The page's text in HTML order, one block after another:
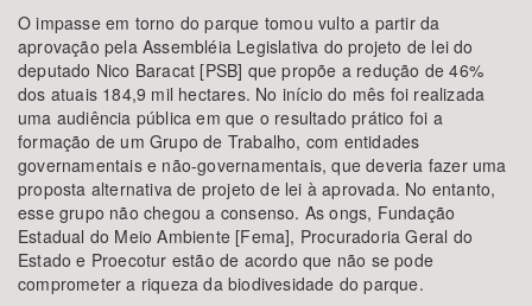
O impasse em torno do parque tomou vulto a partir da
aprovação pela Assembléia Legislativa do projeto de lei do
deputado Nico Baracat [PSB] que propõe a redução de 46%
dos atuais 184,9 mil hectares. No início do mês foi realizada
uma audiência pública em que o resultado prático foi a
formação de um Grupo de Trabalho, com entidades
governamentais e não-governamentais, que deveria fazer uma
proposta alternativa de projeto de lei à aprovada. No entanto,
esse grupo não chegou a consenso. As ongs, Fundação
Estadual do Meio Ambiente [Fema], Procuradoria Geral do
Estado e Proecotur estão de acordo que não se pode
comprometer a riqueza da biodivesidade do parque.